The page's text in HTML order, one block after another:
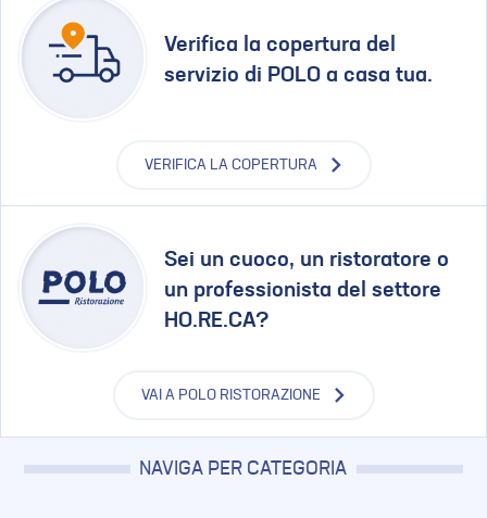
Verifica la copertura del
servizio di POLO a casa tua.
VERIFICA LA COPERTURA
Sei un cuoco, un ristoratore o
un professionista del settore
HO.RE.CA?
VAI A POLO RISTORAZIONE
NAVIGA PER CATEGORIA